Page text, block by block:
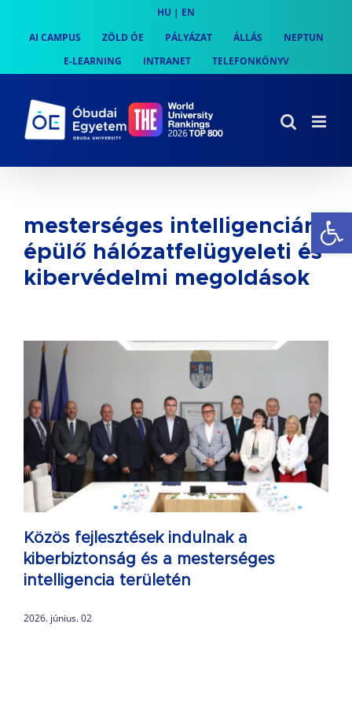
content
HU | EN
AI CAMPUS
ZÖLD ÓE PÁLYÁZAT ÁLLÁS
NEPTUN
E-LEARNING
INTRANET TELEFONKÖNYV
mesterséges intelligenciára
épülő hálózatfelügyeleti és
kibervédelmi megoldások
Közös fejlesztések indulnak a
kiberbiztonság és a mesterséges
intelligencia területén
2026. június. 02